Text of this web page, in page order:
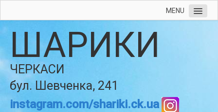
MENU
ШАРИКИ
ЧЕРКАСИ
бул. Шевченка, 241
instagram.com/shariki.ck.ua